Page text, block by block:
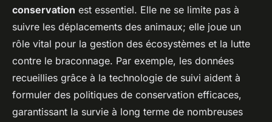
conservation est essentiel. Elle ne se limite pas à
suivre les déplacements des animaux; elle joue un
rôle vital pour la gestion des écosystèmes et la lutte
contre le braconnage. Par exemple, les données
recueillies grâce à la technologie de suivi aident à
formuler des politiques de conservation efficaces,
garantissant la survie à long terme de nombreuses